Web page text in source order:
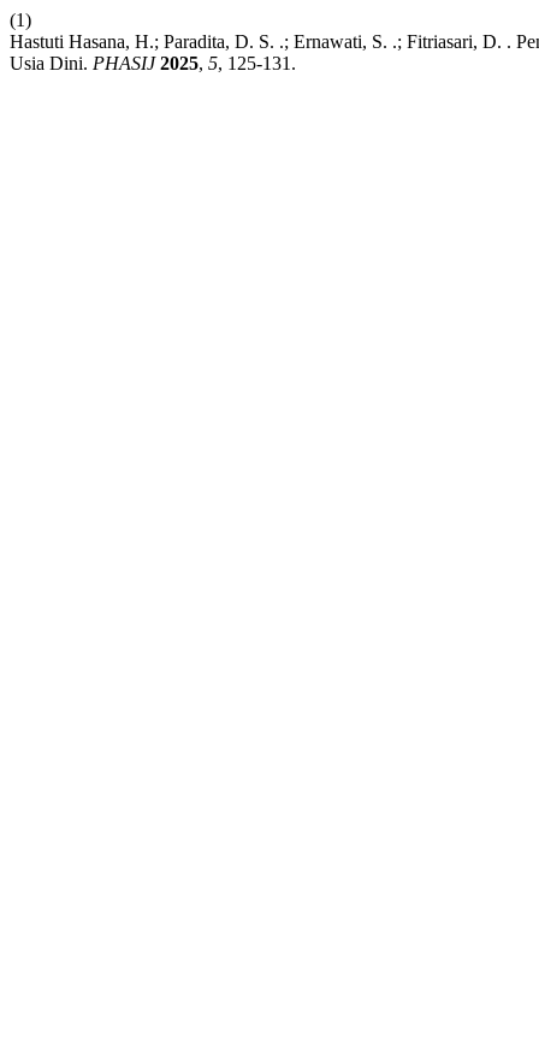
(1)
Hastuti Hasana, H.; Paradita, D. S. .; Ernawati, S. .; Fitriasari, D. .
Usia Dini. PHASIJ 2025, 5, 125-131.